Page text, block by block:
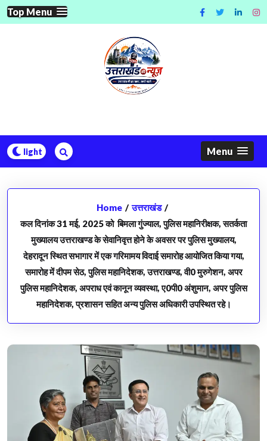
Skip
to
Top Menu
Menu
Home / उत्तराखंड /
कल दिनांक 31 मई, 2025 को बिमला गुंज्याल, पुलिस महानिरीक्षक, सतर्कता
मुख्यालय उत्तराखण्ड के सेवानिवृत्त होने के अवसर पर पुलिस मुख्यालय,
देहरादून स्थित सभागार में एक गरिमामय विदाई समारोह आयोजित किया गया,
समारोह में दीपम सेठ, पुलिस महानिदेशक, उत्तराखण्ड, वी0 मुरुगेशन, अपर
पुलिस महानिदेशक, अपराध एवं कानून व्यवस्था, ए0पी0 अंशुमान, अपर पुलिस
महानिदेशक, प्रशासन सहित अन्य पुलिस अधिकारी उपस्थित रहे।